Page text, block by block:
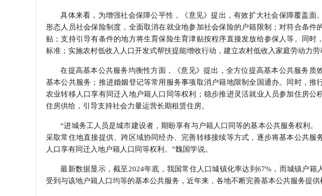
具体来看，为增强社会保障公平性，《意见》提出，有效扩大社会保障覆盖面
形态人员社会保险制度，全面取消在就业地参加社会保险的户籍限制；对符合条件
贴；支持引导有条件的地方将生育保险生育津贴按程序直接发放给参保人等。同时
标准；实施农村低收入人口开发式帮扶提能增收行动，建立农村低收入家庭劳动力劳
在提高基本公共服务均衡性方面，《意见》提出，全方位提高基本公共服务质
基本公共服务；推进婚姻登记等常用服务事项取消户籍地限制全国通办。同时，推
农业转移人口享有同迁入地户籍人口同等权利；稳步推进灵活就业人员参加住房公
住房供给，引导支持社会力量运营长期租赁住房。
“进城务工人员是城市建设者，期盼享有与户籍人口同等的基本公共服务权利。
采取常住地直接提供、跨区域协同经办、完善转移接续等方式，逐步将基本公共服
人口享有同迁入地户籍人口同等权利。”魏国学说。
最新数据显示，截至2024年底，我国常住人口城镇化率达到67%，而城镇户
受到与该地户籍人口均等的基本公共服务，近年来，各地不断完善基本公共服务提供